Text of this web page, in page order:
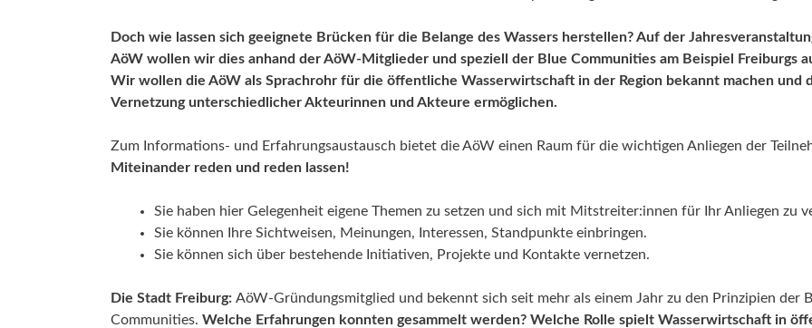
Doch wie lassen sich geeignete Brücken für die Belange des Wassers herstellen? Auf der
AöW wollen wir dies anhand der AöW-Mitglieder und speziell der Blue Communities am Beispiel Freiburgs
Wir wollen die AöW als Sprachrohr für die öffentliche Wasserwirtschaft in der Region bekannt machen und
Vernetzung unterschiedlicher Akteurinnen und Akteure ermöglichen.
Zum Informations- und Erfahrungsaustausch bietet die AöW einen Raum für die wichtigen Anliegen der
Miteinander reden und reden lassen!
Sie haben hier Gelegenheit eigene Themen zu setzen und sich mit Mitstreiter:innen für Ihr Anliegen zu
Sie können Ihre Sichtweisen, Meinungen, Interessen, Standpunkte einbringen.
Sie können sich über bestehende Initiativen, Projekte und Kontakte vernetzen.
Die Stadt Freiburg: AöW-Gründungsmitglied und bekennt sich seit mehr als einem Jahr zu den Prinzipien der
Communities. Welche Erfahrungen konnten gesammelt werden? Welche Rolle spielt Wasserwirtschaft in